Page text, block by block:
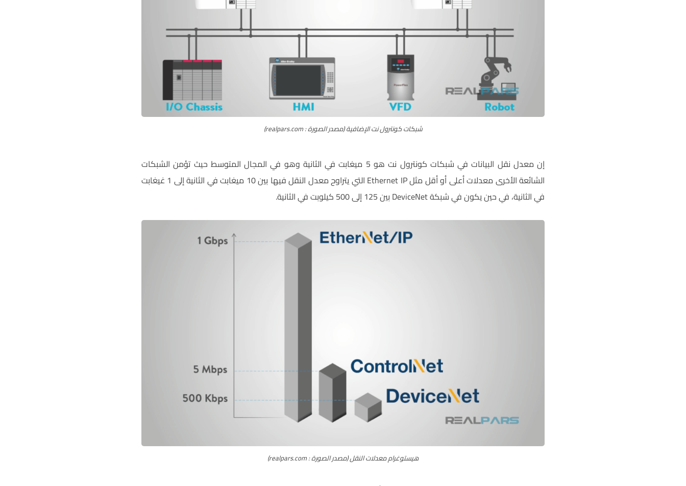
شبكات كونترول نت الإضافية (مصدر الصورة : realpars.com)
إن معدل نقل البيانات في شبكات كونترول نت هو 5 ميغابت في الثانية وهو في المجال المتوسط حيث تؤمن الشبكات
الشائعة الأخرى معدلات أعلى أو أقل مثل Ethernet IP التي يتراوح معدل النقل فيها بين 10 ميغابت في الثانية إلى 1 غيغابت
في الثانية، في حين يكون في شبكة DeviceNet بين 125 إلى 500 كيلوبت في الثانية.
هيستوغرام معدلات النقل (مصدر الصورة : realpars.com)